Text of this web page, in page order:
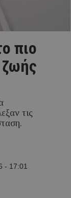
πιο
τις
- 17:01